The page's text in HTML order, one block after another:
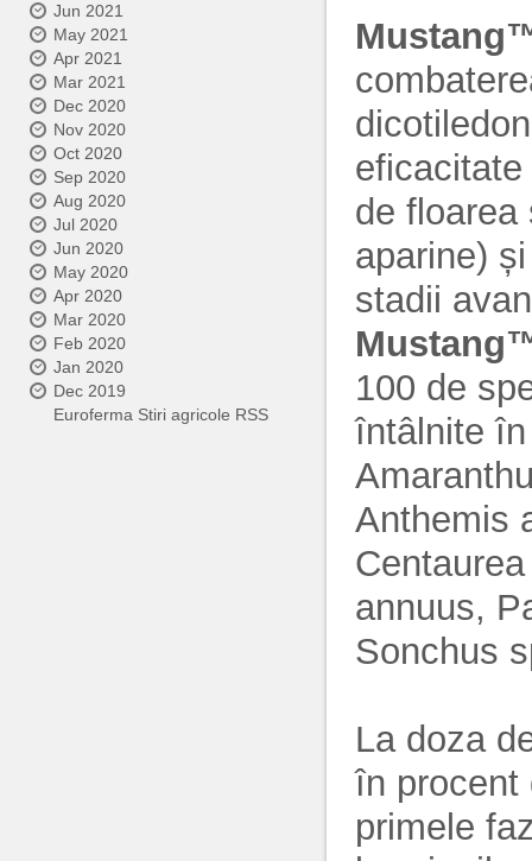
Jun 2021
May 2021
Apr 2021
Mar 2021
Dec 2020
Nov 2020
Oct 2020
Sep 2020
Aug 2020
Jul 2020
Jun 2020
May 2020
Apr 2020
Mar 2020
Feb 2020
Jan 2020
Dec 2019
Euroferma Stiri agricole RSS
de floarea
aparine)
stadii
100 de
întâlnite
Anthemis
annuus,
Sonchus
La doza
în procent
primele